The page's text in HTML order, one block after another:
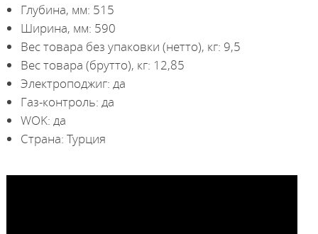
Глубина, мм: 515
Ширина, мм: 590
Вес товара без упаковки (нетто), кг: 9,5
Вес товара (брутто), кг: 12,85
Электроподжиг: да
Газ-контроль: да
WOK: да
Страна: Турция